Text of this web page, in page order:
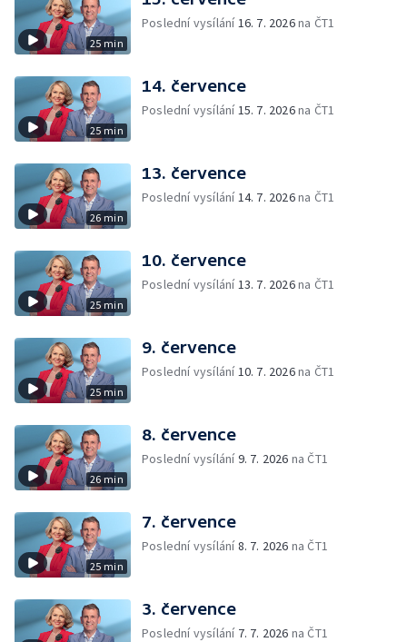
25 min
Poslední vysílání16. 7. 2026na ČT1
25 min
14. července
Poslední vysílání15. 7. 2026na ČT1
26 min
13. července
Poslední vysílání14. 7. 2026na ČT1
25 min
10. července
Poslední vysílání13. 7. 2026na ČT1
25 min
9. července
Poslední vysílání10. 7. 2026na ČT1
26 min
8. července
Poslední vysílání9. 7. 2026 na ČT1
25 min
7. července
Poslední vysílání8. 7. 2026 na ČT1
3. července
Poslední vysílání 7. 7. 2026 na ČT1